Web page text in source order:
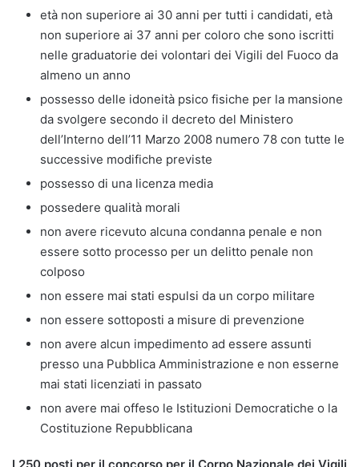
età non superiore ai 30 anni per tutti i candidati, età
non superiore ai 37 anni per coloro che sono iscritti
nelle graduatorie dei volontari dei Vigili del Fuoco da
almeno un anno
possesso delle idoneità psico fisiche per la mansione
da svolgere secondo il decreto del Ministero
dell’Interno dell’11 Marzo 2008 numero 78 con tutte le
successive modifiche previste
possesso di una licenza media
possedere qualità morali
non avere ricevuto alcuna condanna penale e non
essere sotto processo per un delitto penale non
colposo
non essere mai stati espulsi da un corpo militare
non essere sottoposti a misure di prevenzione
non avere alcun impedimento ad essere assunti
presso una Pubblica Amministrazione e non esserne
mai stati licenziati in passato
non avere mai offeso le Istituzioni Democratiche o la
Costituzione Repubblicana